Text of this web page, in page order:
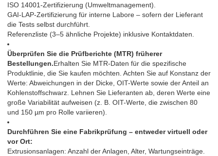
ISO 14001-Zertifizierung (Umweltmanagement).
GAI-LAP-Zertifizierung für interne Labore – sofern der Lieferant
die Tests selbst durchführt.
Referenzliste (3–5 ähnliche Projekte) inklusive Kontaktdaten.
Überprüfen Sie die Prüfberichte (MTR) früherer
Bestellungen.Erhalten Sie MTR-Daten für die spezifische
Produktlinie, die Sie kaufen möchten. Achten Sie auf Konstanz der
Werte: Abweichungen in der Dicke, OIT-Werte sowie der Anteil an
Kohlenstoffschwarz. Lehnen Sie Lieferanten ab, deren Werte eine
große Variabilität aufweisen (z. B. OIT-Werte, die zwischen 80
und 150 µm pro Rolle variieren).
Durchführen Sie eine Fabrikprüfung – entweder virtuell oder
vor Ort:
Extrusionsanlagen: Anzahl der Anlagen, Alter, Wartungseinträge.